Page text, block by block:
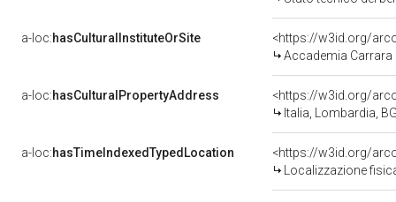
a-loc:hasCulturalInstituteOrSite
Accademia Carrara
a-loc:hasCulturalPropertyAddress
<https://w3id.org/
Italia, Lombardia,
a-loc:hasTimeIndexedTypedLocation
<https://w3id.org/
Localizzazione